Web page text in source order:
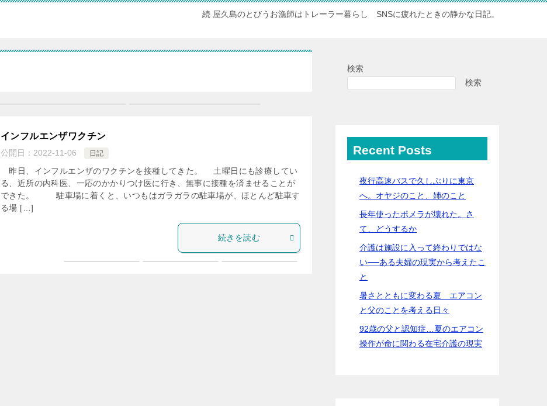
続 屋久島のとびうお漁師はトレーラー暮らし SNSに疲れたときの静かな日記。
インフルエンザワクチン
公開日： 2022-11-06 日記
昨日、インフルエンザのワクチンを接種してきた。 土曜日にも診療してい
る、近所の内科医、一応のかかりつけ医に行き、無事に接種を済ませることが
できた。 駐車場に着くと、いつもはガラガラの駐車場が、ほとんど駐車す
る場 […]
続きを読む
検索
検索
Recent Posts
夜行高速バスで久しぶりに東京
へ。オヤジのこと、姉のこと
長年使ったポメラが壊れた。さ
て、どうするか
介護は施設に入って終わりではな
い──ある夫婦の現実から考えたこ
と
暑さとともに変わる夏 エアコン
と父のことを考える日々
92歳の父と認知症…夏のエアコン
操作が命に関わる在宅介護の現実